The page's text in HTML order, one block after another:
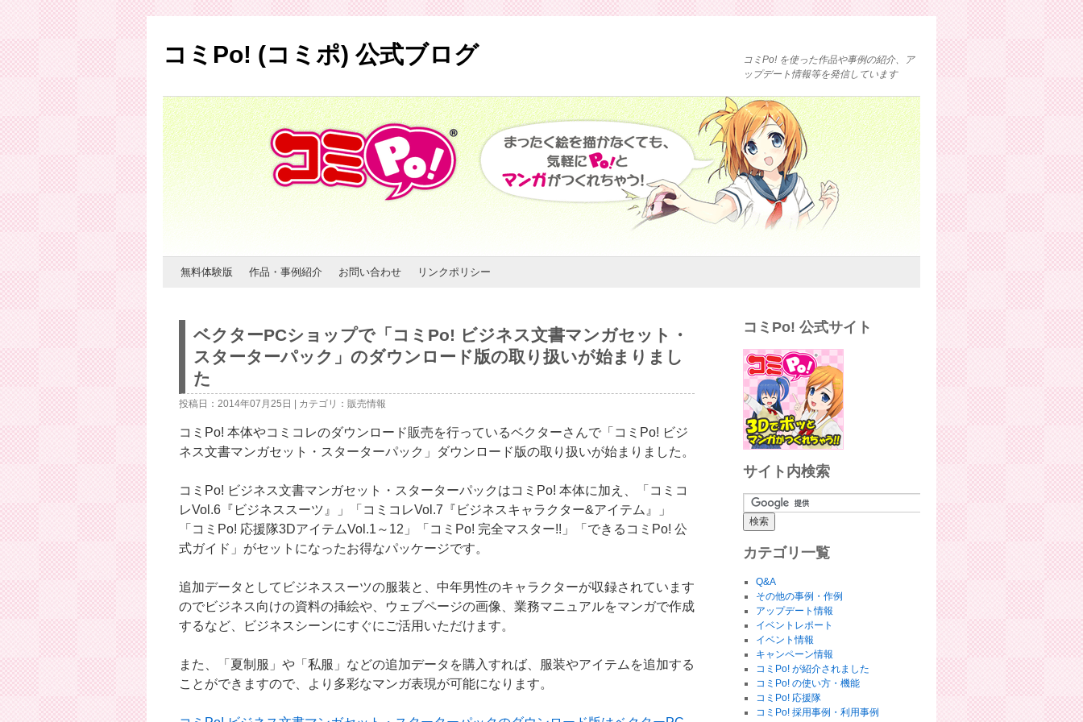
コミPo! (コミポ) 公式ブログ
コミPo! を使った作品や事例の紹介、ア
ップデート情報等を発信しています
ツ
プ
無料体験版 作品・事例紹介 お問い合わせ リンクポリシー
ベクターPCショップで「コミPo! ビジネス文書マンガセット・
スターターパック」のダウンロード版の取り扱いが始まりまし
た
投稿日：2014年07月25日 | カテゴリ： 販売情報
コミPo! 本体やコミコレのダウンロード販売を行っているベクターさんで「コミPo! ビジ
ネス文書マンガセット・スターターパック」ダウンロード版の取り扱いが始まりました。
コミPo! ビジネス文書マンガセット・スターターパックはコミPo! 本体に加え、「コミコ
レVol.6『ビジネススーツ』」「コミコレVol.7『ビジネスキャラクター&アイテム』」
「コミPo! 応援隊3DアイテムVol.1～12」「コミPo! 完全マスター!!」「できるコミPo! 公
式ガイド」がセットになったお得なパッケージです。
追加データとしてビジネススーツの服装と、中年男性のキャラクターが収録されています
のでビジネス向けの資料の挿絵や、ウェブページの画像、業務マニュアルをマンガで作成
するなど、ビジネスシーンにすぐにご活用いただけます。
また、「夏制服」や「私服」などの追加データを購入すれば、服装やアイテムを追加する
ことができますので、より多彩なマンガ表現が可能になります。
コミPo! 公式サイト
サイト内検索
カテゴリ一覧
Q&A
その他の事例・作例
アップデート情報
イベントレポート
イベント情報
キャンペーン情報
コミPo! が紹介されました
コミPo! の使い方・機能
コミPo! 応援隊
コミPo! 採用事例・利用事例